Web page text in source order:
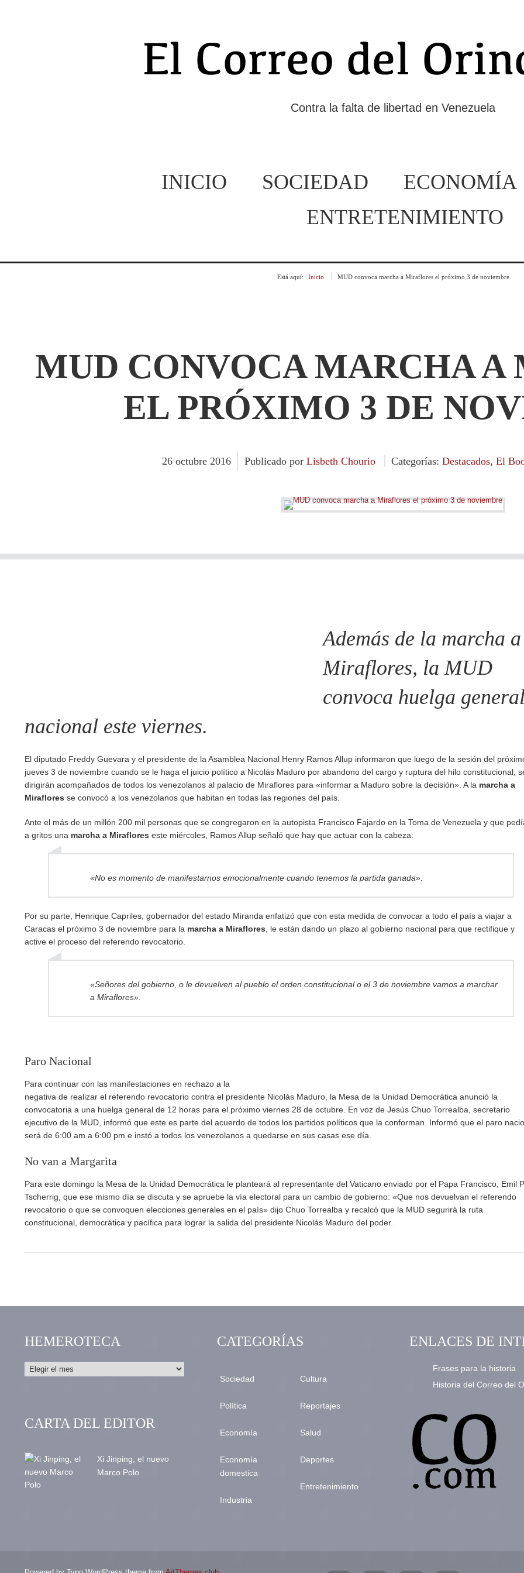
Contra la falta de libertad en Venezuela
INICIO SOCIEDAD
ECONOMÍA
ENTRETENIMIENTO
Está aquí: Inicio MUD convoca marcha a Miraflores el próximo 3 de noviembre
MUD CONVOCA MARCHA A
EL PRÓXIMO 3 DE
26 octubre 2016 Publicado por Lisbeth Chourio Categorías: Destacados, El
Además de la marcha a
Miraflores, la MUD
convoca huelga
nacional este viernes.
El diputado Freddy Guevara y el presidente de la Asamblea Nacional Henry Ramos Allup informaron que luego de la sesión del
jueves 3 de noviembre cuando se le haga el juicio político a Nicolás Maduro por abandono del cargo y ruptura del hilo constitucional,
dirigirán acompañados de todos los venezolanos al palacio de Miraflores para «informar a Maduro sobre la decisión». A la marcha a
Miraflores se convocó a los venezolanos que habitan en todas las regiones del país.
Ante el más de un millón 200 mil personas que se congregaron en la autopista Francisco Fajardo en la Toma de Venezuela y que
a gritos una marcha a Miraflores este miércoles, Ramos Allup señaló que hay que actuar con la cabeza:
«No es momento de manifestarnos emocionalmente cuando tenemos la partida ganada».
Por su parte, Henrique Capriles, gobernador del estado Miranda enfatizó que con esta medida de convocar a todo el país a viajar a
Caracas el próximo 3 de noviembre para la marcha a Miraflores , le están dando un plazo al gobierno nacional para que rectifique y
active el proceso del referendo revocatorio.
«Señores del gobierno, o le devuelven al pueblo el orden constitucional o el 3 de noviembre vamos a marchar
a Miraflores».
Paro Nacional
Para continuar con las manifestaciones en rechazo a la
negativa de realizar el referendo revocatorio contra el presidente Nicolás Maduro, la Mesa de la Unidad Democrática anunció la
convocatoria a una huelga general de 12 horas para el próximo viernes 28 de octubre. En voz de Jesús Chuo Torrealba, secretario
ejecutivo de la MUD, informó que este es parte del acuerdo de todos los partidos políticos que la conforman. Informó que el paro
será de 6:00 am a 6:00 pm e instó a todos los venezolanos a quedarse en sus casas ese día.
No van a Margarita
Para este domingo la Mesa de la Unidad Democrática le planteará al representante del Vaticano enviado por el Papa Francisco, Emil
Tscherrig, que ese mismo día se discuta y se apruebe la vía electoral para un cambio de gobierno: «Que nos devuelvan el referendo
revocatorio o que se convoquen elecciones generales en el país» dijo Chuo Torrealba y recalcó que la MUD segurirá la ruta
constitucional, democrática y pacífica para lograr la salida del presidente Nicolás Maduro del poder.
HEMEROTECA
CARTA DEL EDITOR
Xi Jinping, el nuevo
Marco Polo
CATEGORÍAS
Sociedad
Política
Economía
Economía
domestica
Industria
Cultura
Reportajes
Salud
Deportes
Entretenimiento
ENLACES DE
Frases para la historia
Historia del Correo del